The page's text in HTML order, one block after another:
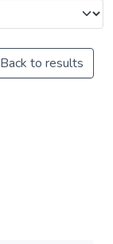
Back to results